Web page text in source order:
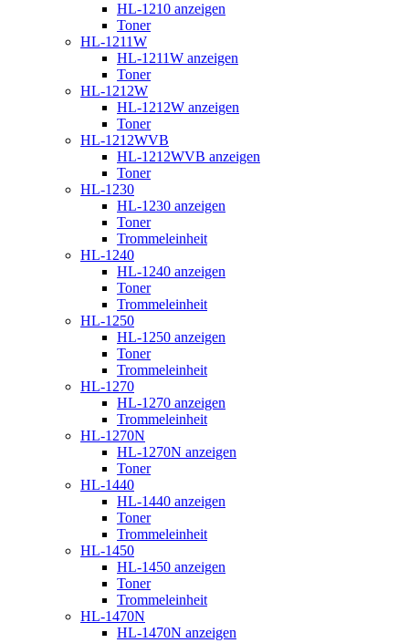
HL-1210 anzeigen
Toner
HL-1211W
HL-1211W anzeigen
Toner
HL-1212W
HL-1212W anzeigen
Toner
HL-1212WVB
HL-1212WVB anzeigen
Toner
HL-1230
HL-1230 anzeigen
Toner
Trommeleinheit
HL-1240
HL-1240 anzeigen
Toner
Trommeleinheit
HL-1250
HL-1250 anzeigen
Toner
Trommeleinheit
HL-1270
HL-1270 anzeigen
Trommeleinheit
HL-1270N
HL-1270N anzeigen
Toner
HL-1440
HL-1440 anzeigen
Toner
Trommeleinheit
HL-1450
HL-1450 anzeigen
Toner
Trommeleinheit
HL-1470N
HL-1470N anzeigen